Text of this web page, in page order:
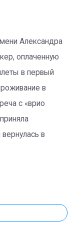
Александра
оплаченную
в первый
в
с «врио
в